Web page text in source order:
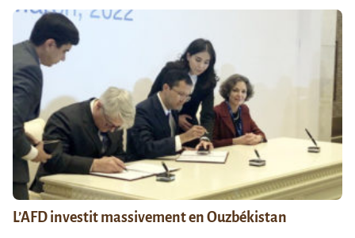
L’AFD investit massivement en Ouzbékistan